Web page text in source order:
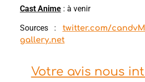
Cast Anime : à venir
Sources : twitter.com/
gallery.net
Votre avis nous